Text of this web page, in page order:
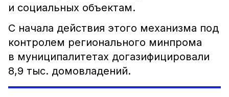
и социальных объектам.
С начала действия этого механизма под
контролем регионального минпрома
в муниципалитетах догазифицировали
8,9 тыс. домовладений.